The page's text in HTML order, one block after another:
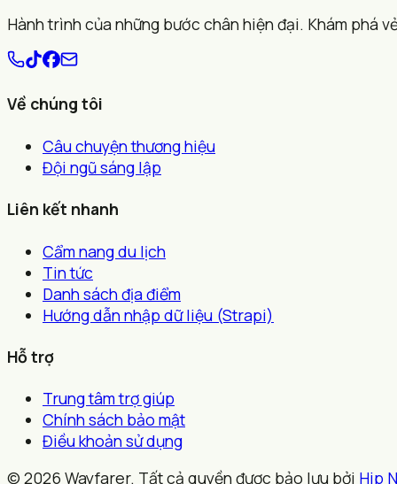
Hành trình của những bước chân hiện đại. Khám phá
Về chúng tôi
Câu chuyện thương hiệu
Đội ngũ sáng lập
Liên kết nhanh
Cẩm nang du lịch
Tin tức
Danh sách địa điểm
Hướng dẫn nhập dữ liệu (Strapi)
Hỗ trợ
Trung tâm trợ giúp
Chính sách bảo mật
Điều khoản sử dụng
© 2026 Wayfarer. Tất cả quyền được bảo lưu bởi Hip